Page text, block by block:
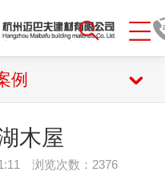
例
木屋
浏览次数： 2376